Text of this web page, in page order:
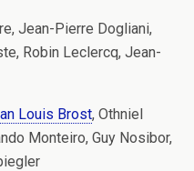
Jean-Pierre Dogliani,
Robin Leclercq, Jean-
Louis Brost, Othniel
Monteiro, Guy Nosibor,